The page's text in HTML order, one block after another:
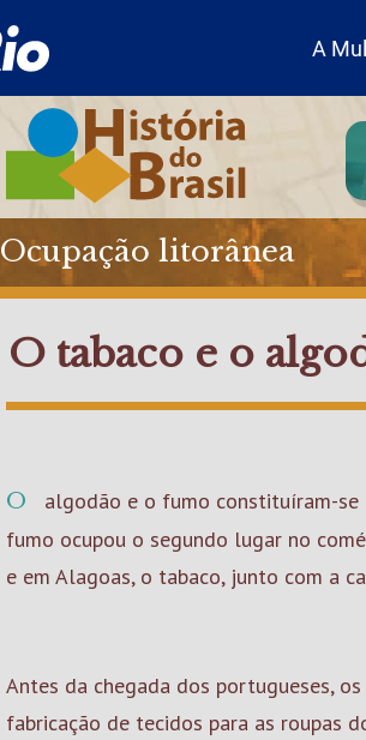
A
Ocupação litorânea
O tabaco e o
O algodão e o fumo constituíram-se em importantes atividades agrícolas da economia colonial. Durante o século XVIII, o
fumo ocupou o segundo lugar no
e em Alagoas, o tabaco, junto com a
Antes da chegada dos portugueses, os
fabricação de tecidos para as roupas